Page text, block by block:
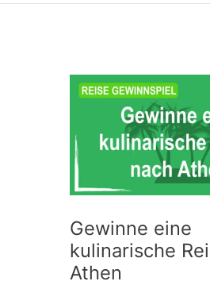
Gewinne eine
kulinarische
Athen